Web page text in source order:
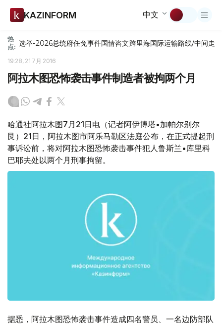
KAZINFORM 中文
热
点: 选举-2026总统府任免事件国情咨文跨里海国际运输路线/中间走廊
19:28, 21 7月 2016
阿拉木图恐怖袭击事件制造者被拘两个月
哈通社阿拉木图7月21日电（记者阿伊博塔•加帕尔别尔
艮）21日，阿拉木图市阿乐马勒区法庭公布，在正式提起刑
事诉讼前，将对阿拉木图恐怖袭击事件犯人鲁斯兰•库里科
巴耶夫处以两个月刑事拘留。
据悉，阿拉木图恐怖袭击事件造成四名警员、一名边防部队